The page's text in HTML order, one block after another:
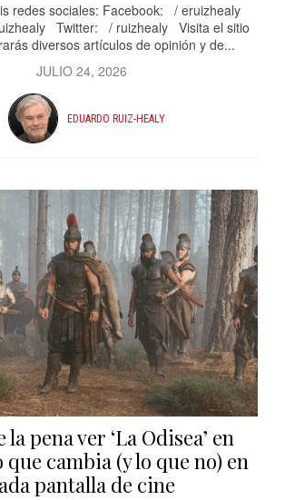
redes sociales: Facebook: / eruizhealy
Twitter: / ruizhealy Visita el sitio
diversos artículos de opinión y de...
JULIO 24, 2026
EDUARDO RUIZ-HEALY
la pena ver ‘La Odisea’ en
que cambia (y lo que no) en
pantalla de cine